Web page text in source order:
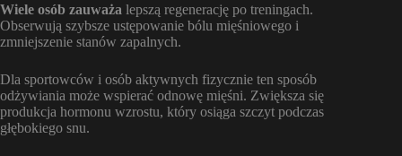
Wiele osób zauważa lepszą regenerację po treningach.
Obserwują szybsze ustępowanie bólu mięśniowego i
zmniejszenie stanów zapalnych.
Dla sportowców i osób aktywnych fizycznie ten sposób
odżywiania może wspierać odnowę mięśni. Zwiększa się
produkcja hormonu wzrostu, który osiąga szczyt podczas
głębokiego snu.